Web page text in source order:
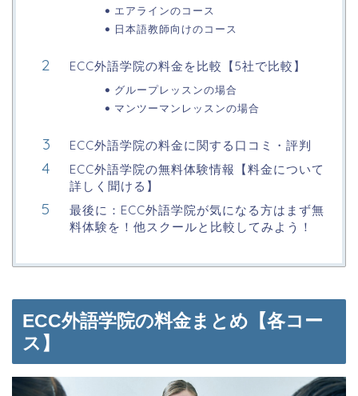
エアラインのコース
日本語教師向けのコース
ECC外語学院の料金を比較【5社で比較】
グループレッスンの場合
マンツーマンレッスンの場合
ECC外語学院の料金に関する口コミ・評判
ECC外語学院の無料体験情報【料金について
詳しく聞ける】
最後に：ECC外語学院が気になる方はまず無
料体験を！他スクールと比較してみよう！
ECC外語学院の料金まとめ【各コー
ス】